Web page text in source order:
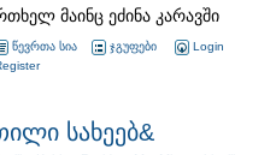
მაინც ეძინა კარავში
წევრთა სია ჯგუფები
Login
სახეებ&